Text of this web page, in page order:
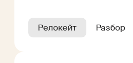
Релокейт Разбор